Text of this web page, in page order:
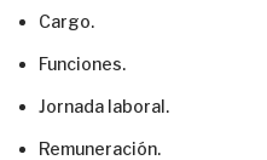
Cargo.
Funciones.
Jornada laboral.
Remuneración.